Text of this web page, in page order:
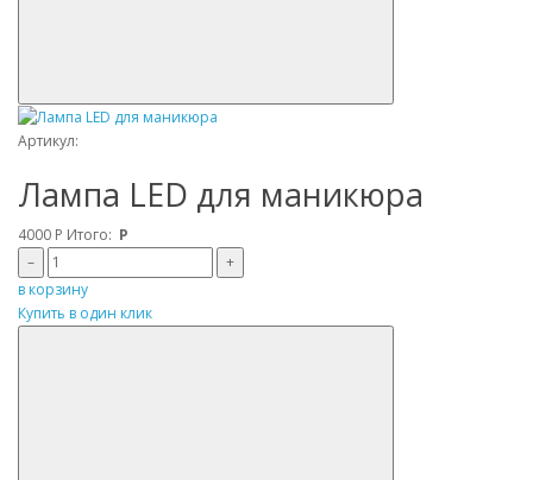
Артикул:
Лампа LED для маникюра
4000 Р Итого: Р
–
+
в корзину
Купить в один клик